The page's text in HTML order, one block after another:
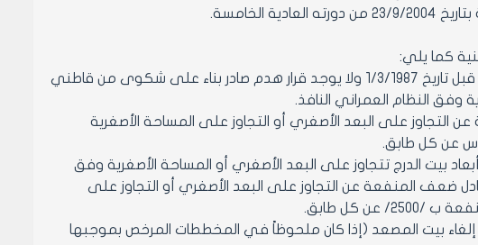
1- مصاعد مركبة في بيت الدرج وهي مستثمرة ضمن أبنية مرخصة قبل تاريخ 1/3/1987 ولا يوجد قرار هدم صادر بناء على شكوى من قاطني
وفق النظام العمراني النافذ.
على البعد الأصغري أو التجاوز على المساحة الأصغرية
مصاعد في بيت الدرج لأبنية مرخصة قبل تاريخ 1/3/1987 وأبعاد بيت الدرج تتجاوز على البعد الأصغري أو المساحة الأصغرية وفق
ضعف المنفعة عن التجاوز على البعد الأصغري أو التجاوز على
كل طابق.
بيت المصعد (إذا كان ملحوظاً في المخططات المرخص بموجبها